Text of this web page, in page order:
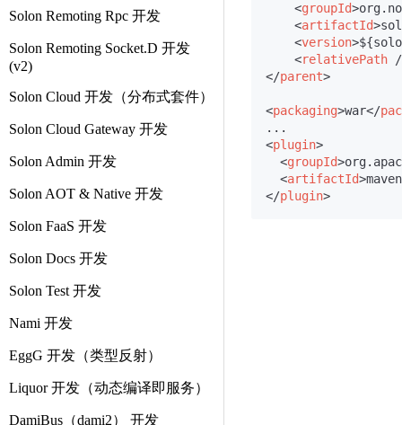
Solon Remoting Rpc 开发
Solon Remoting Socket.D 开发
(v2)
Solon Cloud 开发（分布式套件）
Solon Cloud Gateway 开发
Solon Admin 开发
Solon AOT & Native 开发
Solon FaaS 开发
Solon Docs 开发
Solon Test 开发
Nami 开发
EggG 开发（类型反射）
Liquor 开发（动态编译即服务）
DamiBus（dami2） 开发
<groupId>
<artifactId>
<version>
<relativePath /
</parent>
<packaging>war</
<plugin>
<groupId>
<artifactId>
</plugin>